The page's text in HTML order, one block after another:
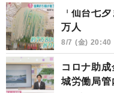
「仙台七
万人
8/7 (金) 20:40
コロナ助
城労働局管